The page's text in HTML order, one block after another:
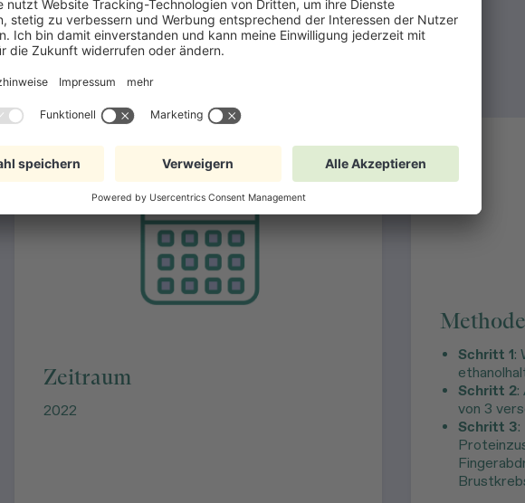
So sah die Studie aus
Zeitraum
2022
Methode
Schritt 1:
Schritt 2:
von 3
Schritt 3